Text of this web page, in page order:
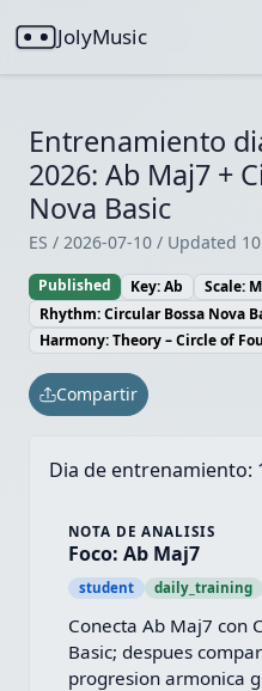
JolyMusic
Entrenamiento
2026: Ab Maj7 +
Nova Basic
ES / 2026-07-10 / Updated
Published Key: Ab
Scale:
Rhythm: Circular Bossa Nova
Harmony: Theory – Circle of
Compartir
Dia de entrenamiento:
NOTA DE ANALISIS
Foco: Ab Maj7
student daily_training
Conecta Ab Maj7 con
Basic; despues
progresion armonica